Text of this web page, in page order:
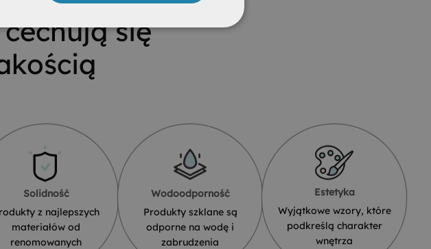
się
Solidność
z najlepszych
materiałów od
renomowanych
Wodoodporność
Produkty szklane są
odporne na wodę i
zabrudzenia
Estetyka
Wyjątkowe wzory, które
podkreślą charakter
wnętrza